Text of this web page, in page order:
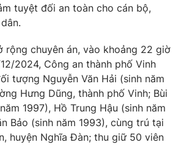
Đài Truyền hình Việt Nam
báo in và báo điện tử số 483/GP-BTTTT
Thủy
Nguyễn Thị Mỹ Hạnh, Phạm Quốc Thắng,
355 931 - 024.38 355 932
tuyệt đối an toàn cho cán bộ,
rộng chuyên án, vào khoảng 22 giờ
2024, Công an thành phố Vinh
tượng Nguyễn Văn Hải (sinh năm
Hưng Dũng, thành phố Vinh; Bùi
1997), Hồ Trung Hậu (sinh năm
Bảo (sinh năm 1993), cùng trú tại
huyện Nghĩa Đàn; thu giữ 50 viên